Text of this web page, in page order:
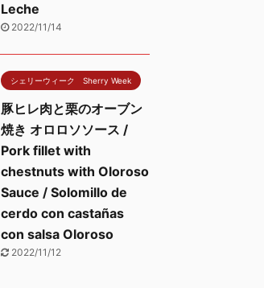
Leche
2022/11/14
シェリーウィーク Sherry Week
豚ヒレ肉と栗のオーブン
焼き オロロソソース /
Pork fillet with
chestnuts with Oloroso
Sauce / Solomillo de
cerdo con castañas
con salsa Oloroso
2022/11/12